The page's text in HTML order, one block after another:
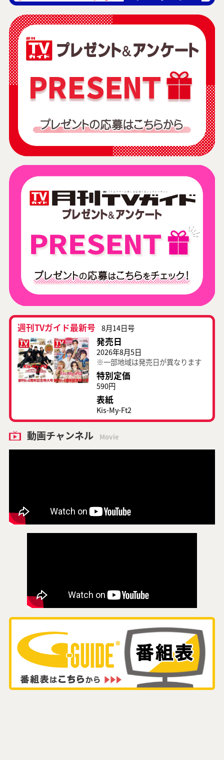
週刊TVガイド最新号 8月14日号
発売日
2026年8月5日
※一部地域は発売日が異なります
特別定価
590円
表紙
Kis-My-Ft2
動画チャンネル Movie